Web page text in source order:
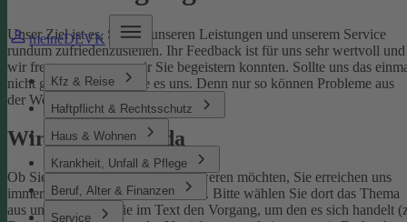
meineDEVK
Kfz & Reise
Haftpflicht & Rechtsschutz
Haus & Wohnen
Krankheit, Unfall & Pflege
Beruf, Alter & Finanzen
Service
Unser Ziel ist es, Sie mit unseren Leistungen und unserem Service
rundum zufriedenzustellen. Ihr Feedback ist für uns sehr wertvoll und
wir freuen uns, wenn wir Sie begeistern konnten. Sollte uns das
nicht gelingen, sagen Sie es uns. Denn nur so können Probleme aus
der Welt geschafft werden.
Wir sind für Sie da
Ob Sie uns loben oder sich beschweren möchten, Sie erreichen uns
immer über unser Kontaktformular
. Bitte wählen Sie dort das Thema
aus und benennen Sie im Text den Vorgang, um den es sich handelt